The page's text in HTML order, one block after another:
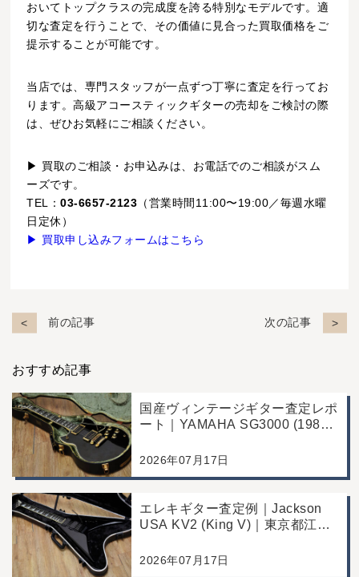
おいてトップクラスの完成度を誇る特別なモデルです。適
切な査定を行うことで、その価値に見合った買取価格をご
提示することが可能です。
当店では、専門スタッフが一点ずつ丁寧に査定を行ってお
ります。高級アコースティックギターの売却をご検討の際
は、ぜひお気軽にご相談ください。
▶ 買取のご相談・お申込みは、お電話でのご相談がスム
ーズです。
TEL：03-6657-2123 （営業時間11:00〜19:00／毎週水曜
日定休）
▶ 買取申し込みフォームはこちら
前の記事 次の記事
おすすめ記事
国産ヴィンテージギター査定レポ
ート｜YAMAHA SG3000 (1988
り店舗にて買取
2026年07月17日
エレキギター査定例｜Jackson
USA KV2 (King V)｜東京都江戸
2026年07月17日